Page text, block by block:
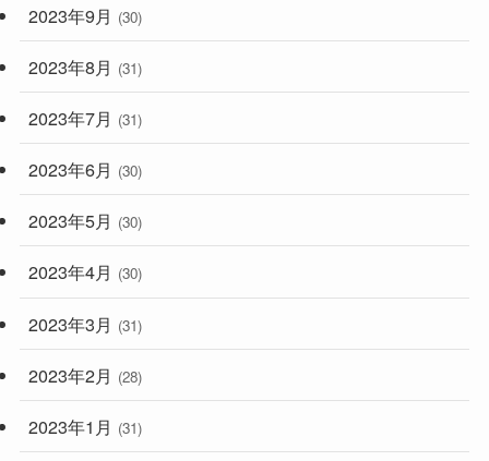
2023年9月 (30)
2023年8月 (31)
2023年7月 (31)
2023年6月 (30)
2023年5月 (30)
2023年4月 (30)
2023年3月 (31)
2023年2月 (28)
2023年1月 (31)